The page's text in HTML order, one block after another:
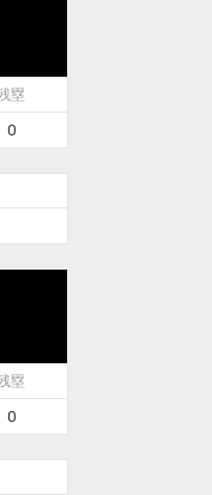
塁
0
塁
0